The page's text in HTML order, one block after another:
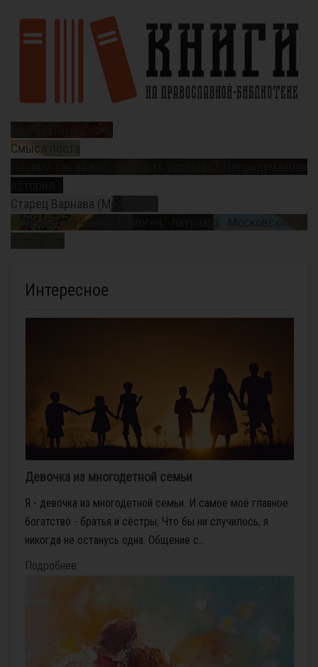
Смысл поста
Старец Варнава (Меркулов)
Священномученик Ермоген, патриарх Московский и
Интересное
Девочка из многодетной семьи
Я - девочка из многодетной семьи. И самое моё главное
богатство - братья и сёстры. Что бы ни случилось, я
никогда не останусь одна. Общение с...
Подробнее